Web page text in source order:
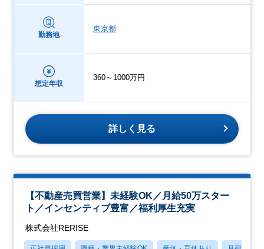
勤務地
東京都
想定年収
360～1000万円
詳しく見る
【不動産売買営業】未経験OK／月給50万スター
ト／インセンティブ豊富／福利厚生充実
株式会社RERISE